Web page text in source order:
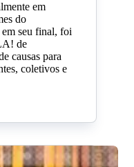
em
do
seu final, foi
de
causas para
coletivos e